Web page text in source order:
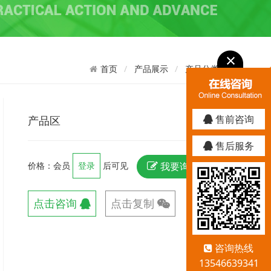
首页 产品展示 产品分类二
产品区
价格：会员 登录 后可见 我要询价
点击咨询
点击复制
售前咨询
售后服务
咨询热线
13546639341